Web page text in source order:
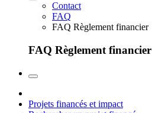
Contact
FAQ
FAQ Règlement financier
FAQ Règlement financier
Projets financés et impact